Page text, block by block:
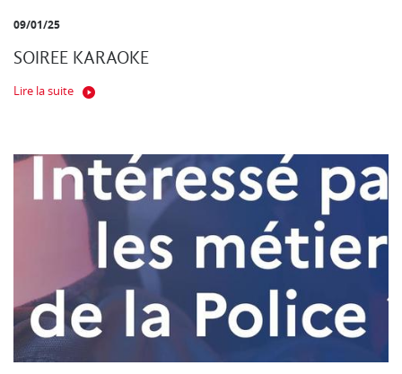
09/01/25
SOIREE KARAOKE
Lire la suite